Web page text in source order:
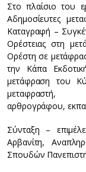
Στο πλαίσιο του
Αδημοσίευτες
Καταγραφή –
Ορέστειας στη
Ορέστη σε
την Κάπα
μετάφραση του
μεταφραστή,
αρθρογράφου,
Σύνταξη –
Αρβανίτη,
Σπουδών